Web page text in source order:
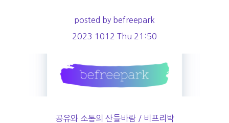
posted by befreepark
2023 1012 Thu 21:50
공유와 소통의 산들바람 / 비프리박